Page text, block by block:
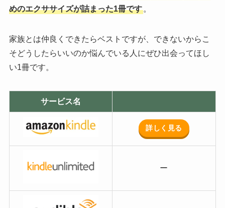
めのエクササイズが詰まった1冊です。
家族とは仲良くできたらベストですが、できないからこ
そどうしたらいいのか悩んでいる人にぜひ出会ってほし
い1冊です。
サービス名
詳しく見る
ー